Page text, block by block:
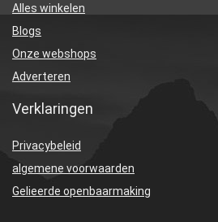
Alles winkelen
Blogs
Onze webshops
Adverteren
Verklaringen
Privacybeleid
algemene voorwaarden
Gelieerde openbaarmaking